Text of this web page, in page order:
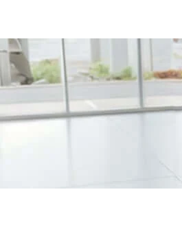
/fragments/plp-details